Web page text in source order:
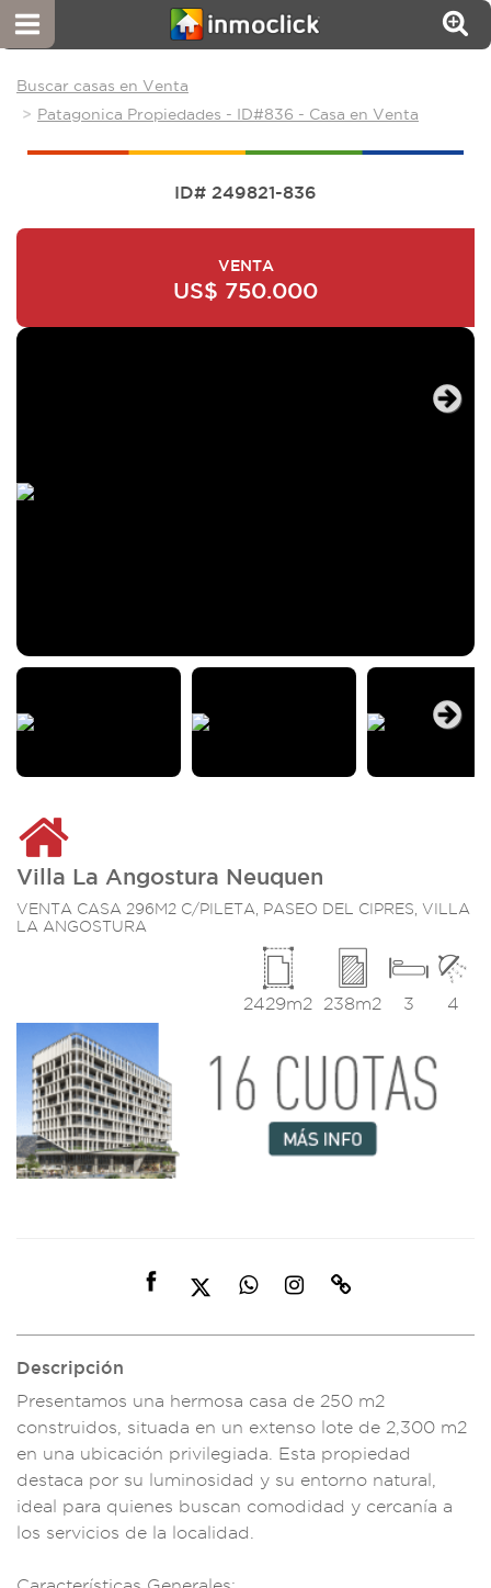
Buscar casas en Venta
Patagonica Propiedades - ID#836 - Casa en Venta
ID# 249821-836
VENTA
US$ 750.000
Villa La Angostura Neuquen
VENTA CASA 296M2 C/PILETA, PASEO DEL CIPRES, VILLA
LA ANGOSTURA
4
3
238m2
2429m2
Descripción
Presentamos una hermosa casa de 250 m2
construidos, situada en un extenso lote de 2,300 m2
en una ubicación privilegiada . Esta propiedad
destaca por su luminosidad y su entorno natural,
ideal
para quienes buscan comodidad y cercanía a
los servicios de la localidad.